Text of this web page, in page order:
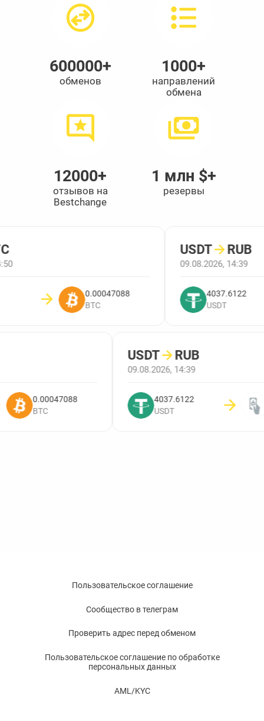
600000+
обменов
12000+
отзывов на
Bestchange
1000+
направлений
обмена
1 млн $+
резервы
0.00047088
BTC
USDT→RUB
09.08.2026, 14:39
4037.6122
USDT
0.00047088
BTC
USDT→RUB
09.08.2026, 14:39
4037.6122
USDT
Пользовательское соглашение
Сообщество в телеграм
Проверить адрес перед обменом
Пользовательское соглашение по обработке
персональных данных
AML/KYC